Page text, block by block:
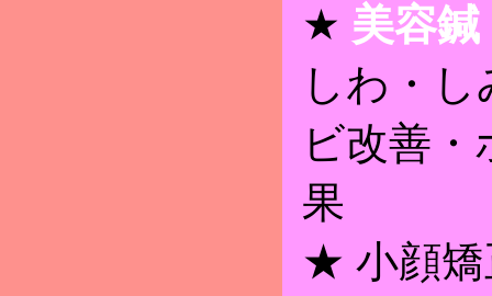
★ 美容鍼
しわ・
ビ改善
果
★ 小顔矯